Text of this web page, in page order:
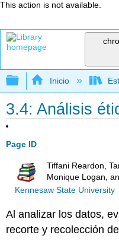
This action is not available.
Expandir/
Inicio
3.4: Análisis
Page ID
Tiffani Reardon,
Monique Logan,
Kennesaw State University
Al analizar los datos,
recorte y recolección